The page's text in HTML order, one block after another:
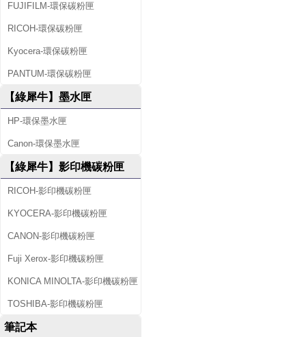
FUJIFILM-環保碳粉匣
RICOH-環保碳粉匣
Kyocera-環保碳粉匣
PANTUM-環保碳粉匣
【綠犀牛】墨水匣
HP-環保墨水匣
Canon-環保墨水匣
【綠犀牛】影印機碳粉匣
RICOH-影印機碳粉匣
KYOCERA-影印機碳粉匣
CANON-影印機碳粉匣
Fuji Xerox-影印機碳粉匣
KONICA MINOLTA-影印機碳粉匣
TOSHIBA-影印機碳粉匣
筆記本